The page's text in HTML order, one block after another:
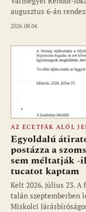
augusztus 6-án
2026.08.04.
AZ ECETFÁK ALÓL
Egyoldalú
postázza a
sem méltatják -
tucatot kaptam
Kelt 2026. július 23.
talán szeptemberben
Miskolci